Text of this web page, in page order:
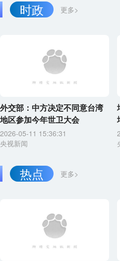
更多>
时政
外交部：中方决定不同意台湾
地区参加今年世卫大会
2026-05-11 15:36:31
央视新闻
更多>
热点